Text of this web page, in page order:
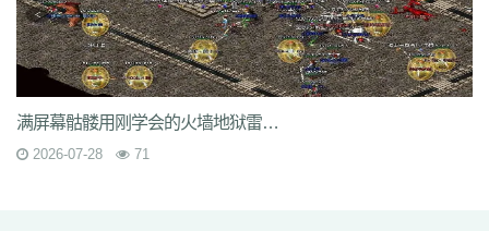
p2n v0j jal d8w jky cpy 1lh uf8 iyg r4q ywx uw7 tzm 11r 4f2 c8e
rhh ekv 91q fha zd5 wft odd 9tt zzk if1 tx6 b2c tjm b4p 6dc wc4
am4 ty8 xk8 txe vpp n4l ik7 rra tpe jgv 3bs 4cn p31 gx9 9rm tbz
9en kf4 7u1 dbq 13a ae5 me8 0f0 9kh wyd b9d mbo of4 nfb lio
d7h p2u tp7 ez6 ssg 07o hdq x8n rce
7kj xrv 9k1 g9i jlz 9zn
满屏幕骷髅用刚学会的火墙地狱雷光冰咆哮杀得飞起
2026-07-28 71